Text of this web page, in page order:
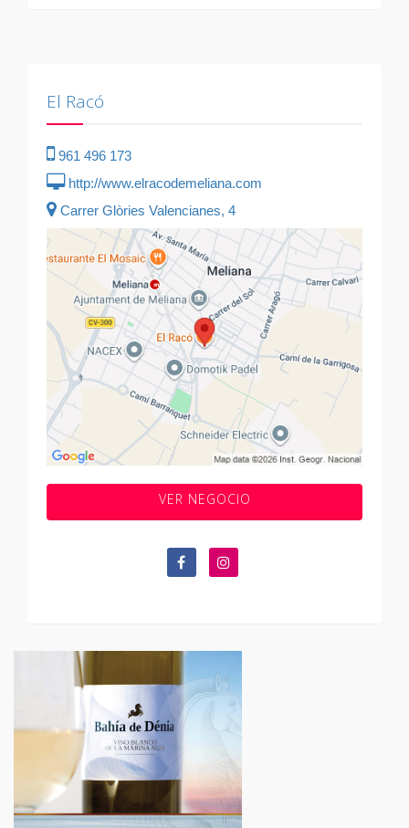
El Racó
961 496 173
http://www.elracodemeliana.com
Carrer Glòries Valencianes, 4
VER NEGOCIO